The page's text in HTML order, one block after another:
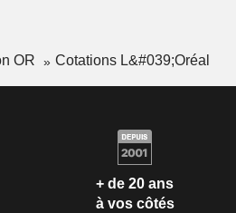
OR Cotations L&#039;Oréal
+ de 20 ans
à vos côtés